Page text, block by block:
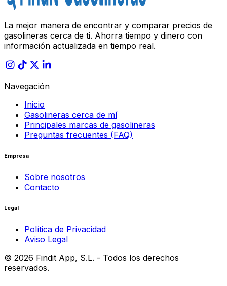
La mejor manera de encontrar y comparar precios de
gasolineras cerca de ti. Ahorra tiempo y dinero con
información actualizada en tiempo real.
Navegación
Inicio
Gasolineras cerca de mí
Principales marcas de gasolineras
Preguntas frecuentes (FAQ)
Empresa
Sobre nosotros
Contacto
Legal
Política de Privacidad
Aviso Legal
© 2026 Findit App, S.L. - Todos los derechos
reservados.